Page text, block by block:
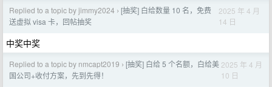
Replied to a topic by jimmy2024 › [抽奖] 白给数量 10 名，免费
送虚拟 visa 卡，回帖抽奖
2025 年 4 月
14 日
中奖中奖
Replied to a topic by nmcapt2019 › [抽奖] 白给 5 个名额，白给美
国公司+收付方案，先到先得！
2025 年 4 月
10 日